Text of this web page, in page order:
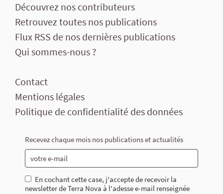
Découvrez nos contributeurs
Retrouvez toutes nos publications
Flux RSS de nos dernières publications
Qui sommes-nous ?
Contact
Mentions légales
Politique de confidentialité des données
Recevez chaque mois nos publications et actualités
En cochant cette case, j'accepte de recevoir la
newsletter de Terra Nova à l'adesse e-mail renseignée